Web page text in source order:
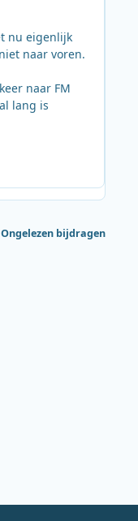
nu eigenlijk
naar voren.
naar FM
lang is
Ongelezen bijdragen